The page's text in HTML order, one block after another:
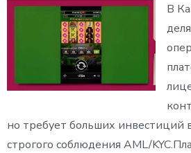
В
но требует больших инвестиций
строгого соблюдения AML/